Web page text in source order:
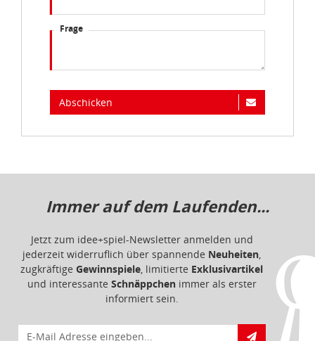
Frage
Abschicken
Immer auf dem Laufenden...
Jetzt zum idee+spiel-Newsletter anmelden und
jederzeit widerruflich über spannende Neuheiten,
zugkräftige Gewinnspiele, limitierte Exklusivartikel
und interessante Schnäppchenimmer als erster
informiert sein.
E-Mail für Newsletteranmeldung